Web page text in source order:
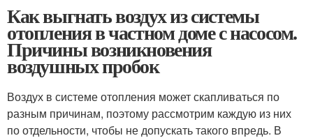
Как выгнать воздух из системы
отопления в частном доме с насосом.
Причины возникновения
воздушных пробок
Воздух в системе отопления может скапливаться по
разным причинам, поэтому рассмотрим каждую из них
по отдельности, чтобы не допускать такого впредь. В